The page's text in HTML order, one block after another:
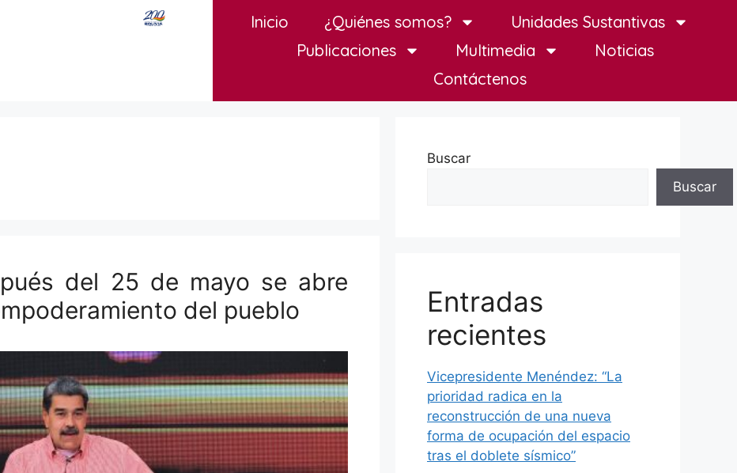
Inicio ¿Quiénes somos?
Unidades Sustantivas
Publicaciones
Multimedia
Noticias
Contáctenos
del 25 de mayo se abre
del pueblo
Buscar
Buscar
Entradas
recientes
Vicepresidente Menéndez: “La
prioridad radica en la
reconstrucción de una nueva
forma de ocupación del espacio
tras el doblete sísmico”